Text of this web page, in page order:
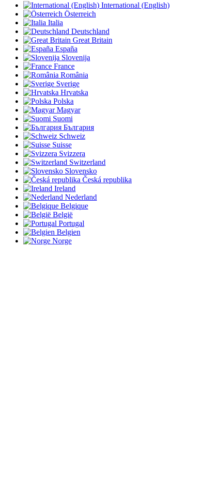
International (English)
Österreich
Italia
Deutschland
Great Britain
España
Slovenija
France
România
Sverige
Hrvatska
Polska
Magyar
Suomi
България
Schweiz
Suisse
Svizzera
Switzerland
Slovensko
Česká republika
Ireland
Nederland
Belgique
België
Portugal
Belgien
Norge